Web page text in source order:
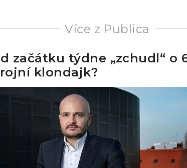
Více z Publica
začátku týdne „zchudl“ o
klondajk?